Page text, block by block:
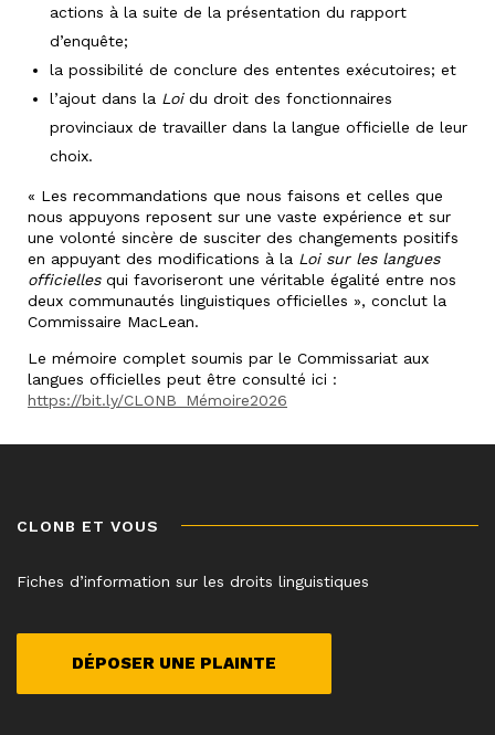
actions à la suite de la présentation du rapport
d’enquête;
la possibilité de conclure des ententes exécutoires; et
l’ajout dans la Loidu droit des fonctionnaires
provinciaux de travailler dans la langue officielle de leur
choix.
« Les recommandations que nous faisons et celles que
nous appuyons reposent sur une vaste expérience et sur
une volonté sincère de susciter des changements positifs
en appuyant des modifications à la Loi sur les langues
officiellesqui favoriseront une véritable égalité entre nos
deux communautés linguistiques officielles », conclut la
Commissaire MacLean.
Le mémoire complet soumis par le Commissariat aux
langues officielles peut être consulté ici :
https://bit.ly/CLONB_Mémoire2026
CLONB ET VOUS
Fiches d’information sur les droits linguistiques
DÉPOSER UNE PLAINTE